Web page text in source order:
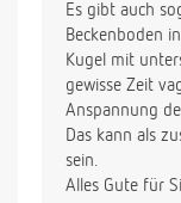
Ganz liebe
und danke im
Es gibt auch
Beckenboden
Kugel mit
gewisse Zeit
Anspannung
Das kann als
sein.
Alles Gute für